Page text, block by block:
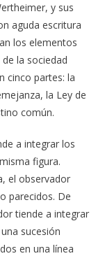
y sus
aguda escritura
los elementos
la sociedad
cinco partes: la
la Ley de
común.
a integrar los
figura.
el observador
parecidos. De
tiende a integrar
sucesión
en una línea